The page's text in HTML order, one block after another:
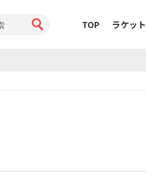
TOP ラケット